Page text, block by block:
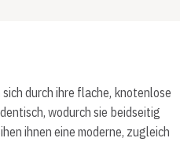
durch ihre flache, knotenlose
wodurch sie beidseitig
ihnen eine moderne, zugleich